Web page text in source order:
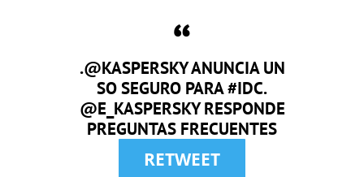
.@KASPERSKY ANUNCIA UN
SO SEGURO PARA #IDC.
@E_KASPERSKY RESPONDE
PREGUNTAS FRECUENTES
RETWEET